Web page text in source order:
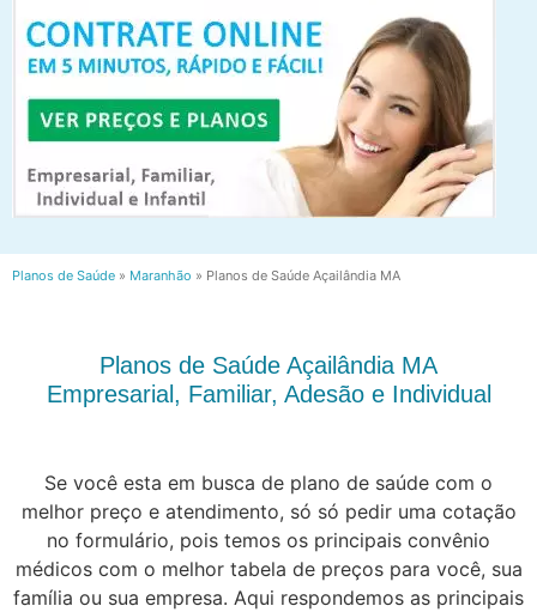
Planos de Saúde » Maranhão » Planos de Saúde Açailândia MA
Planos de Saúde Açailândia MA
Empresarial, Familiar, Adesão e Individual
Se você esta em busca de plano de saúde com o
melhor preço e atendimento, só só pedir uma cotação
no formulário, pois temos os principais convênio
médicos com o melhor tabela de preços para você, sua
família ou sua empresa. Aqui respondemos as principais